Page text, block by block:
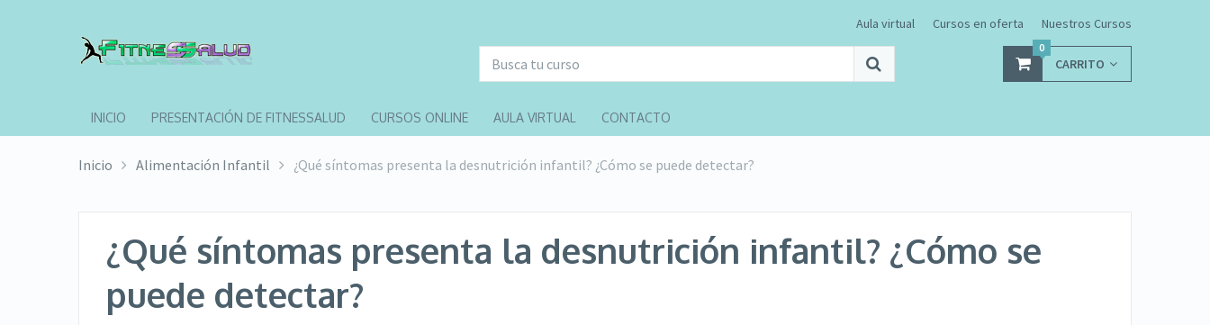
Aula virtual Cursos en oferta Nuestros Cursos
CARRITO
0
INICIO PRESENTACIÓN DE FITNESSALUD CURSOS ONLINE AULA VIRTUAL CONTACTO
Inicio Alimentación Infantil ¿Qué síntomas presenta la desnutrición infantil? ¿Cómo se puede detectar?
¿Qué síntomas presenta la desnutrición infantil? ¿Cómo se
puede detectar?